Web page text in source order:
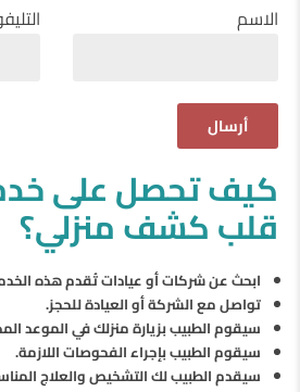
الاسم
كيف تحصل على
قلب كشف منزلي؟
ابحث عن شركات أو عيادات تُقدم هذه
تواصل مع الشركة أو العيادة للحجز.
سيقوم الطبيب بزيارة منزلك في الموعد
سيقوم الطبيب بإجراء الفحوصات اللازمة.
سيقدم الطبيب لك التشخيص والعلاج